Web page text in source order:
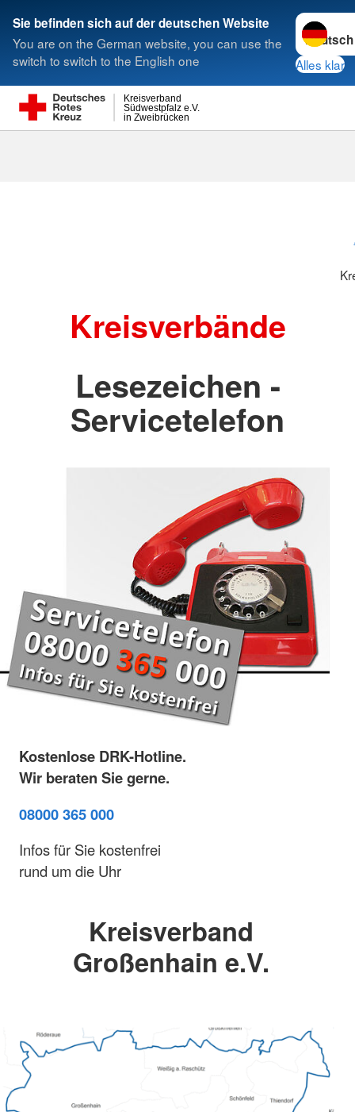
Sie befinden sich auf der deutschen Website
You are on the German website, you can use the
switch to switch to the English one
Sprache
Alles klar
in Zweibrücken
Südwestpfalz e.V.
Kreisverband
Suche
Kreisverbände
Lesezeichen -
Servicetelefon
Kostenlose DRK-Hotline.
Wir beraten Sie gerne.
08000 365 000
Infos für Sie kostenfrei
rund um die Uhr
Kreisverband
Großenhain e.V.